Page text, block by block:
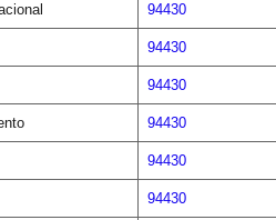
94430
94430
94430
94430
94430
94430